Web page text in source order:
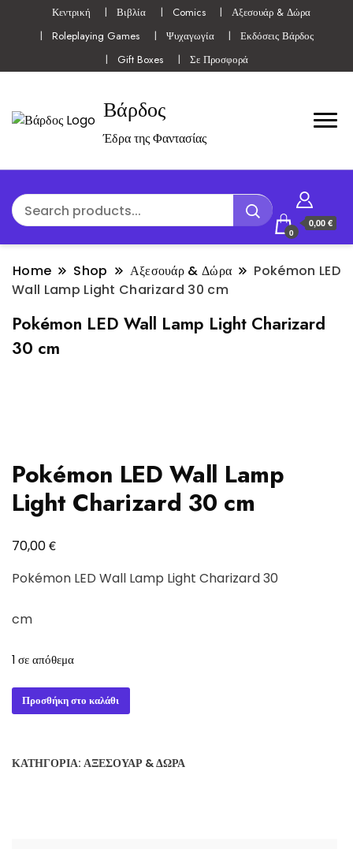
Κεντρική Βιβλία Comics
Αξεσουάρ & Δώρα
Roleplaying Games
Ψυχαγωγία
Εκδόσεις Βάρδος
Gift Boxes
Σε Προσφορά
Βάρδος
Έδρα της Φαντασίας
0
0,00 €
Home Shop Αξεσουάρ & Δώρα
Pokémon LED
Wall Lamp Light Charizard 30 cm
Pokémon LED Wall Lamp Light Charizard
30 cm
Pokémon LED Wall Lamp
Light Charizard 30 cm
70,00€
Pokémon LED Wall Lamp Light Charizard 30
cm
1 σε απόθεμα
Pokémon
LED
Light
Προσθήκη στο καλάθι
ΚΑΤΗΓΟΡΊΑ: ΑΞΕΣΟΥΆΡ & ΔΏΡΑ